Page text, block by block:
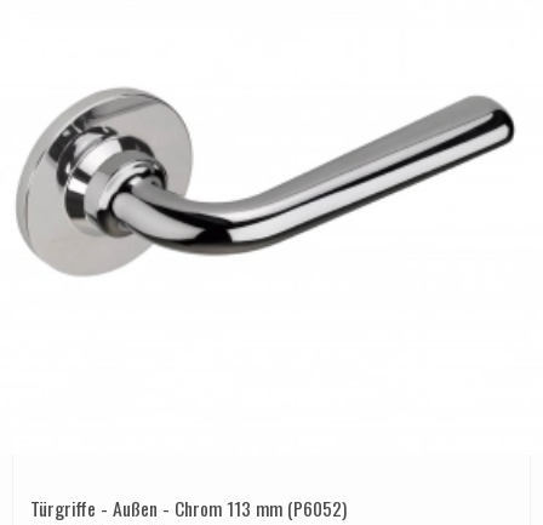
Türgriffe - Außen - Chrom 113 mm (P6052)